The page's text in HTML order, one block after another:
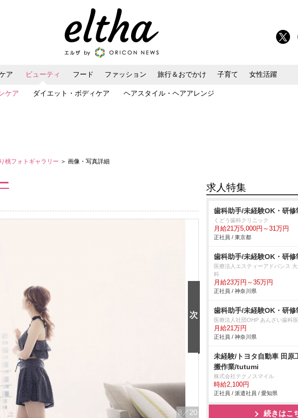
ア ビューティ
ケア ダイエット・ボディケア ヘアスタイル・ヘアアレンジ
フード ファッション 旅行＆おでかけ 子育て 女性活躍
桃フォトギャラリー ＞ 画像・写真詳細
8 ／20
求人特集
歯科助手/未経験OK・研修
くどう歯科クリニック
月給21万5,000円～31万円
正社員 / 東京都
歯科助手/未経験OK・研修
医療法人エスティーアドバンス
科
月給23万円～35万円
正社員 / 神奈川県
歯科助手/未経験OK・研修
医療法人社団OHP あんざい歯科
月給21万円
正社員 / 神奈川県
未経験/トヨタ自動車 田原
搬作業/tutumi
株式会社テクノスマイル
時給2,100円
正社員 / 派遣社員 / 愛知県
続きはこ